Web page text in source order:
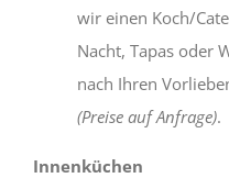
wir einen Koch/
Nacht, Tapas oder
nach Ihren
(Preise auf Anfrage).
Innenküchen